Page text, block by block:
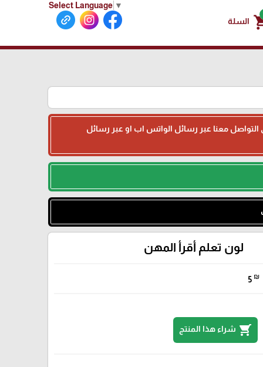
Select Language ▼
السلة
التواصل معنا عبر رسائل الواتس اب او عبر رسائل
لون تعلم أقرأ المهن
5 ₪
shopping_cart شراء هذا المنتج